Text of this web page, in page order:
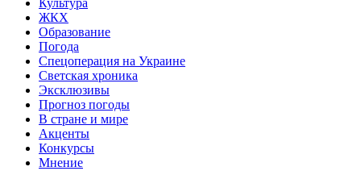
Культура
ЖКХ
Образование
Погода
Спецоперация на Украине
Светская хроника
Эксклюзивы
Прогноз погоды
В стране и мире
Акценты
Конкурсы
Мнение